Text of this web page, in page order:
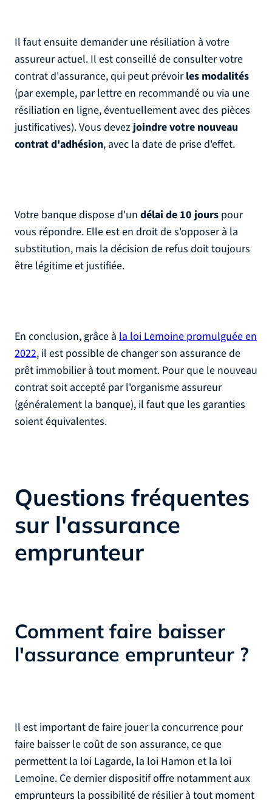
Il faut ensuite demander une résiliation à votre
assureur actuel. Il est conseillé de consulter votre
contrat d'assurance, qui peut prévoirles modalités
(par exemple, par lettre en recommandé ou via une
résiliation en ligne, éventuellement avec des pièces
justificatives). Vous devezjoindre votre nouveau
contrat d'adhésion, avec la date de prise d'effet.
Votre banque dispose d'un délai de 10 jours pour
vous répondre. Elle est en droit de s'opposer à la
substitution, mais la décision de refus doit toujours
être légitime et justifiée.
En conclusion, grâce à la loi Lemoine promulguée en
2022, il est possible de changer son assurance de
prêt immobilier à tout moment. Pour que le nouveau
contrat soit accepté par l'organisme assureur
(généralement la banque), il faut que les garanties
soient équivalentes.
Questions fréquentes
sur l'assurance
emprunteur
Comment faire baisser
l'assurance emprunteur ?
Il est important de faire jouer la concurrence pour
faire baisser le coût de son assurance, ce que
permettent la loi Lagarde, la loi Hamon et la loi
Lemoine. Ce dernier dispositif offre notamment aux
emprunteurs la possibilité de résilier à tout moment